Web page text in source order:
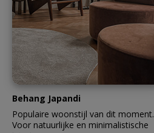
Behang Japandi
Populaire woonstijl van dit moment.
Voor natuurlijke en minimalistische